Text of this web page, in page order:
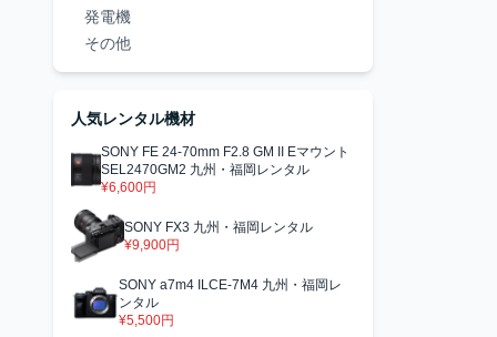
発電機
その他
人気レンタル機材
SONY FE 24-70mm F2.8 GM II Eマウント
SEL2470GM2 九州・福岡レンタル
¥6,600円
SONY FX3 九州・福岡レンタル
¥9,900円
SONY a7m4 ILCE-7M4 九州・福岡レ
ンタル
¥5,500円